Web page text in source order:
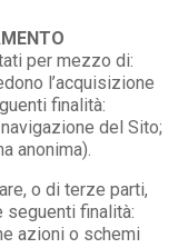
per mezzo di:
l’acquisizione
finalità:
del Sito;
anonima).
o di terze parti,
seguenti finalità:
azioni o schemi